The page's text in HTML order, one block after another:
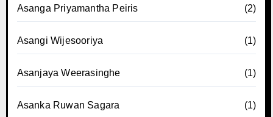
Asanga Priyamantha Peiris (2)
Asangi Wijesooriya (1)
Asanjaya Weerasinghe (1)
Asanka Ruwan Sagara (1)